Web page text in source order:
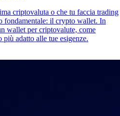
criptovaluta o che tu faccia trading
fondamentale: il crypto wallet. In
wallet per criptovalute, come
adatto alle tue esigenze.